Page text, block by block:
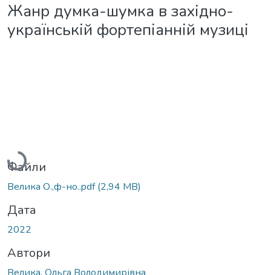
Жанр думка-шумка в західно-
українській фортепіанній музиці
Вантажиться...
Файли
Велика О.,ф-но..pdf(2,94 MB)
Дата
2022
Автори